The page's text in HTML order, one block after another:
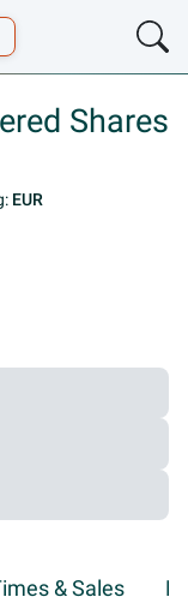
Shares
EUR
& Sales